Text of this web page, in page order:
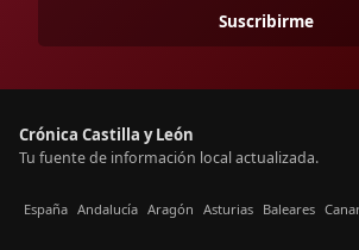
Suscribirme
Crónica Castilla y León
Tu fuente de información local actualizada.
España Andalucía Aragón Asturias Baleares